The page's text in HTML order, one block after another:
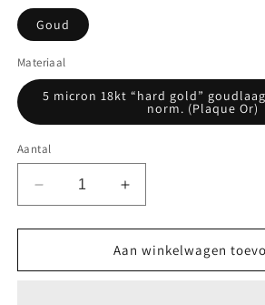
Goud
Materiaal
5 micron 18kt “hard gold” goudlaag volgens Franse
norm. (Plaque Or)
Aantal
Aantal
verlagen
voor
halsketting
Aantal
verhogen
voor
Gouden
halsketting
Aan winkelwagen